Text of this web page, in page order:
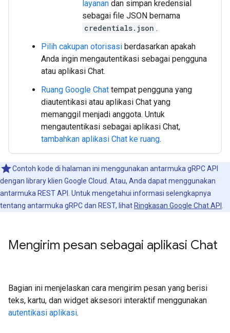
layanan dan simpan kredensial
sebagai file JSON bernama
credentials.json .
Pilih cakupan otorisasi berdasarkan apakah
Anda ingin mengautentikasi sebagai pengguna
atau aplikasi Chat.
Ruang Google Chat tempat pengguna yang
diautentikasi atau aplikasi Chat yang
memanggil menjadi anggota. Untuk
mengautentikasi sebagai aplikasi Chat,
tambahkan aplikasi Chat ke ruang.
Contoh kode di halaman ini menggunakan antarmuka gRPC API
dengan library klien Google Cloud. Atau, Anda dapat menggunakan
antarmuka REST API. Untuk mengetahui informasi selengkapnya
tentang antarmuka gRPC dan REST, lihat Ringkasan Google Chat API .
Mengirim pesan sebagai aplikasi Chat
Bagian ini menjelaskan cara mengirim pesan yang berisi
teks, kartu, dan widget aksesori interaktif menggunakan
autentikasi aplikasi.